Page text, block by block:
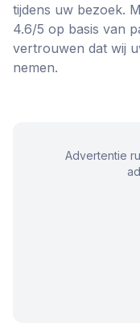
tijdens uw bezoek.
4.6/5 op basis van
vertrouwen dat wij
nemen.
Advertentie